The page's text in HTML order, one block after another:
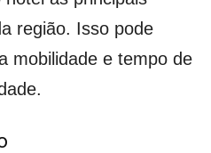
região. Isso pode
mobilidade e tempo de